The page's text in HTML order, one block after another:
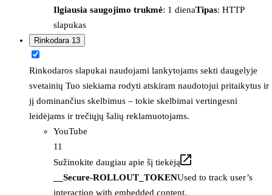
Ilgiausia saugojimo trukmė: 1 dienaTipas: HTTP
slapukas
Rinkodara 13
Rinkodaros slapukai naudojami lankytojams sekti daugelyje
svetainių Tuo siekiama rodyti atskiram naudotojui pritaikytus ir
jį dominančius skelbimus – tokie skelbimai vertingesni
leidėjams ir trečiųjų šalių reklamuotojams.
YouTube
11
Sužinokite daugiau apie šį tiekėją
__Secure-ROLLOUT_TOKENUsed to track user’s
interaction with embedded content.